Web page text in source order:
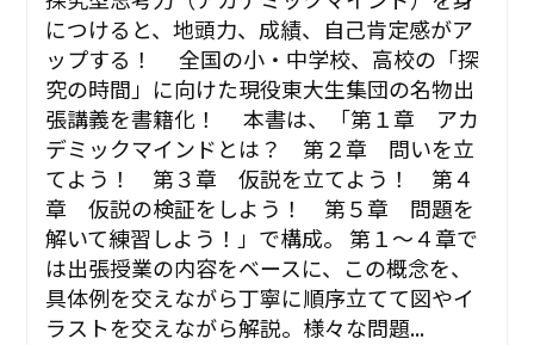
につけると、地頭力、成績、自己肯定感がア
ップする！ 全国の小・中学校、高校の「探
究の時間」に向けた現役東大生集団の名物出
張講義を書籍化！ 本書は、「第１章 アカ
デミックマインドとは？ 第２章 問いを立
てよう！ 第３章 仮説を立てよう！ 第４
章 仮説の検証をしよう！ 第５章 問題を
解いて練習しよう！」で構成。 第１～４章で
は出張授業の内容をベースに、この概念を、
具体例を交えながら丁寧に順序立てて図やイ
ラストを交えながら解説。様々な問題...